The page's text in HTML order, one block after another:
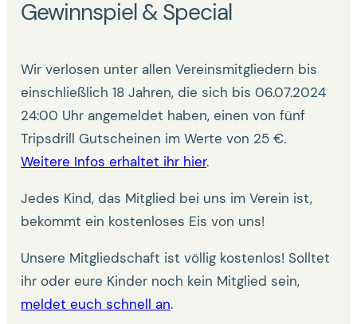
Gewinnspiel & Special
Wir verlosen unter allen Vereinsmitgliedern bis
einschließlich 18 Jahren, die sich bis 06.07.2024
24:00 Uhr angemeldet haben, einen von fünf
Tripsdrill Gutscheinen im Werte von 25 €.
Weitere Infos erhaltet ihr hier.
Jedes Kind, das Mitglied bei uns im Verein ist,
bekommt ein kostenloses Eis von uns!
Unsere Mitgliedschaft ist völlig kostenlos! Solltet
ihr oder eure Kinder noch kein Mitglied sein,
meldet euch schnell an.